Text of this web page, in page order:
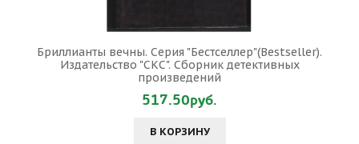
Бриллианты вечны. Серия "Бестселлер"(Bestseller).
Издательство "СКС". Сборник детективных
произведений
517.50руб.
В КОРЗИНУ